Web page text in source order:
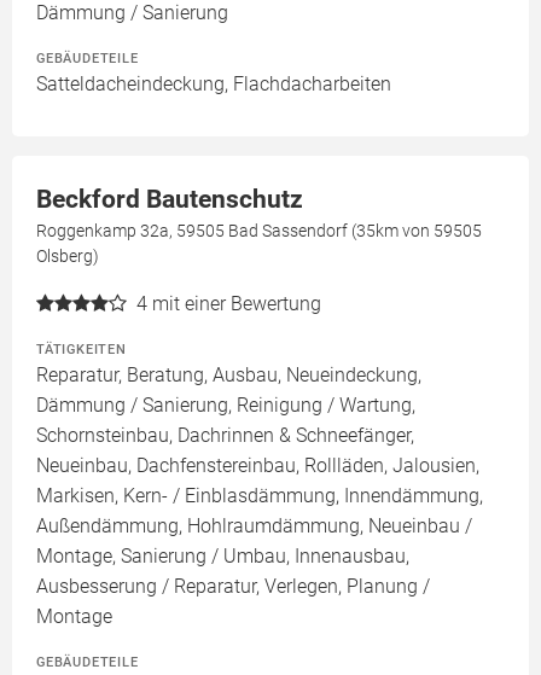
Dämmung / Sanierung
GEBÄUDETEILE
Satteldacheindeckung, Flachdacharbeiten
Beckford Bautenschutz
Roggenkamp 32a, 59505 Bad Sassendorf (35km von 59505
Olsberg)
4 mit einer Bewertung
TÄTIGKEITEN
Reparatur, Beratung, Ausbau, Neueindeckung,
Dämmung / Sanierung, Reinigung / Wartung,
Schornsteinbau, Dachrinnen & Schneefänger,
Neueinbau, Dachfenstereinbau, Rollläden, Jalousien,
Markisen, Kern- / Einblasdämmung, Innendämmung,
Außendämmung, Hohlraumdämmung, Neueinbau /
Montage, Sanierung / Umbau, Innenausbau,
Ausbesserung / Reparatur, Verlegen, Planung /
Montage
GEBÄUDETEILE